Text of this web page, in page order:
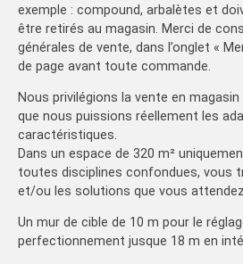
exemple : compound, arbalètes et
être retirés au magasin. Merci de
générales de vente, dans l’onglet «
de page avant toute commande.
Nous privilégions la vente en
que nous puissions réellement les
caractéristiques.
Dans un espace de 320 m²
toutes disciplines confondues, vous
et/ou les solutions que vous
Un mur de cible de 10 m pour le
perfectionnement jusque 18 m en